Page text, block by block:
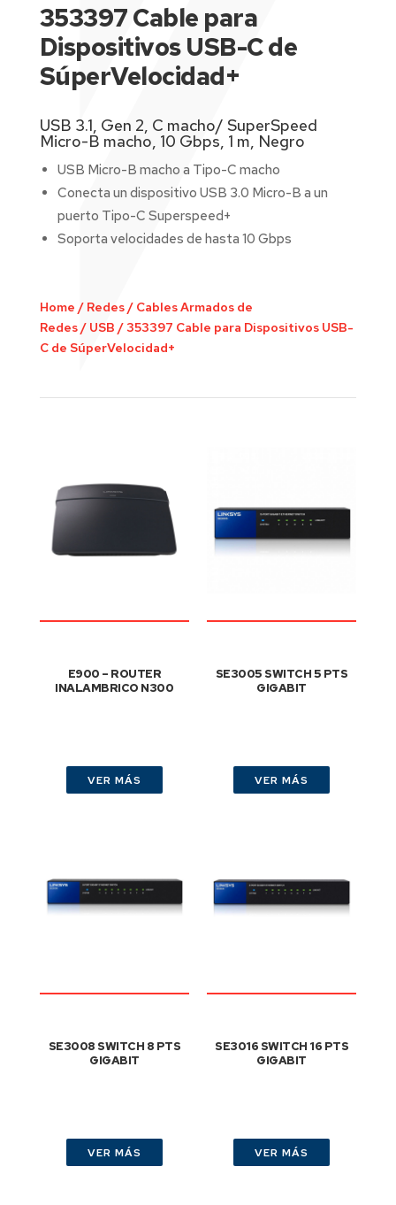
353397 Cable para
Dispositivos USB-C de
SúperVelocidad+
USB 3.1, Gen 2, C macho/ SuperSpeed
Micro-B macho, 10 Gbps, 1 m, Negro
USB Micro-B macho a Tipo-C macho
Conecta un dispositivo USB 3.0 Micro-B a un
puerto Tipo-C Superspeed+
Soporta velocidades de hasta 10 Gbps
Home / Redes/ Cables Armados de
Redes/ USB /353397 Cable para Dispositivos USB-
C de SúperVelocidad+
E900 – ROUTER
INALAMBRICO N300
VER MÁS
SE3005 SWITCH 5 PTS
GIGABIT
VER MÁS
SE3008 SWITCH 8 PTS
GIGABIT
VER MÁS
SE3016 SWITCH 16 PTS
GIGABIT
VER MÁS